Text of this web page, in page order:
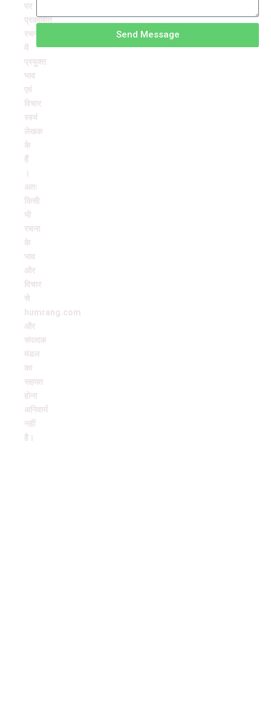
पर
प्रकाशित
रचनाओं
में
प्रयुक्त
भाव
एवं
विचार
स्वयं
लेखक
के
हैं
अतः
किसी
भी
रचना
के
भाव
और
विचार
से
humrang.com
और
संपादक
मंडल
का
सहमत
होना
अनिवार्य
नहीं
है।
Send Message